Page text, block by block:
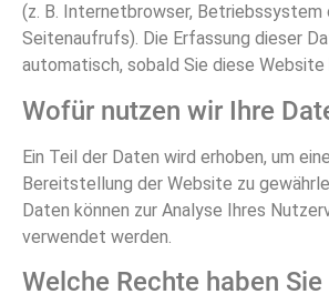
(z. B. Internetbrowser, Betriebssystem
Seitenaufrufs). Die Erfassung dieser
automatisch, sobald Sie diese
Wofür nutzen wir Ihre
Ein Teil der Daten wird erhoben, um
Bereitstellung der Website zu
Daten können zur Analyse Ihres
verwendet werden.
Welche Rechte haben